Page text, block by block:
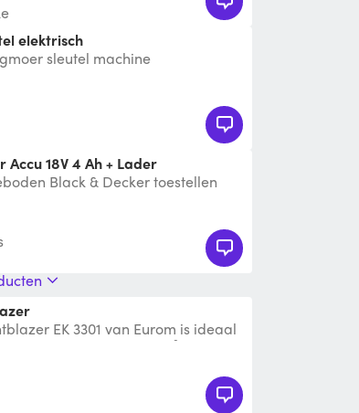
elektrisch
sleutel machine
Accu 18V 4 Ah + Lader
Black & Decker toestellen
EK 3301 van Eurom is ideaal
van ruimtes tot 50m³ zoals